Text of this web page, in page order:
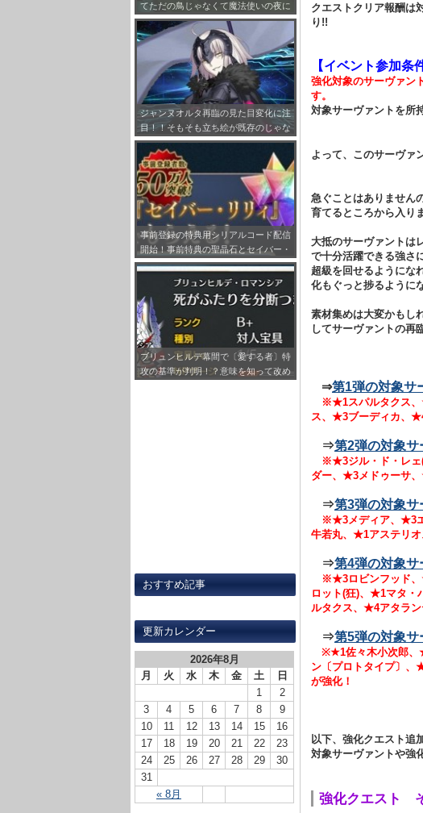
てただの鳥じゃなくて魔法使いの夜に
出てくるロビンなのな！ロビンonロ
ビンｗｗｗ
ジャンヌオルタ再臨の見た目変化に注
目！！そもそも立ち絵が既存のじゃな
く描き下ろしだっただけで不意打ちで
したｗｗｗ
事前登録の特典用シリアルコード配信
開始！事前特典の聖晶石とセイバー・
リリィの受け取り方法をまとめてみ
ブリュンヒルデ幕間で〔愛する者〕特
攻の基準が判明！？意味を知って改め
おすすめ記事
更新カレンダー
2026年8月
月
火 水 木 金 土 日
« 8月
1
2
3
4 5 6 7 8
9
10
11 12 13 14 15
16
17
18 19 20 21 22
23
24
25 26 27 28 29
30
31
クエストクリア報酬は
り!!
【イベント参加条
強化対象のサーヴァン
す。
対象サーヴァントを所
よって、このサーヴァ
急ぐことはありません
育てるところから入り
大抵のサーヴァントは
で十分活躍できる強さ
超級を回せるようにな
化もぐっと捗るように
素材集めは大変かもし
してサーヴァントの再
⇒第1弾の対象サ
※★1スパルタクス
ス、★3ブーディカ、
⇒第2弾の対象サ
※★3ジル・ド・レ
ダー、★3メドゥーサ
⇒第3弾の対象サ
※★3メディア、★3
牛若丸、★1アステリ
⇒第4弾の対象サ
※★3ロビンフッド
ロット(狂)、★1マタ
ルタクス、★4アタラ
⇒第5弾の対象サ
※★1佐々木小次郎、
ン〔プロトタイプ〕
が強化！
以下、強化クエスト追
対象サーヴァントや強
強化クエスト